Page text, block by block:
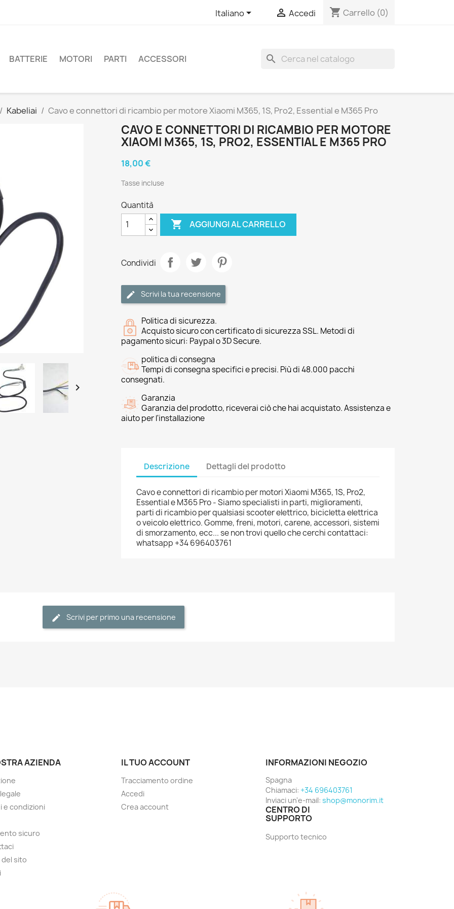
Italiano  Accedi shopping_cart Carrello (0)
BATTERIE MOTORI PARTI ACCESSORI search
Kabeliai Cavo e connettori di ricambio per motore Xiaomi M365, 1S, Pro2, Essential e M365 Pro

CAVO E CONNETTORI DI RICAMBIO PER MOTORE
XIAOMI M365, 1S, PRO2, ESSENTIAL E M365 PRO
18,00 €
Tasse incluse
Quantità
 AGGIUNGI AL CARRELLO
Condividi
Scrivi la tua recensione
Politica di sicurezza.
Acquisto sicuro con certificato di sicurezza SSL. Metodi di
pagamento sicuri: Paypal o 3D Secure.
politica di consegna
Tempi di consegna specifici e precisi. Più di 48.000 pacchi
consegnati.
Garanzia
Garanzia del prodotto, riceverai ciò che hai acquistato. Assistenza e
aiuto per l'installazione
Descrizione Dettagli del prodotto
Cavo e connettori di ricambio per motori Xiaomi M365, 1S, Pro2,
Essential e M365 Pro - Siamo specialisti in parti, miglioramenti,
parti di ricambio per qualsiasi scooter elettrico, bicicletta elettrica
o veicolo elettrico. Gomme, freni, motori, carene, accessori, sistemi
di smorzamento, ecc... se non trovi quello che cerchi contattaci:
whatsapp +34 696403761
Scrivi per primo una recensione
AZIENDA
e condizioni
sicuro
del sito
IL TUO ACCOUNT
Tracciamento ordine
Accedi
Crea account
INFORMAZIONI NEGOZIO
Spagna
Chiamaci: +34 696403761
Inviaci un'e-mail: shop@monorim.it
CENTRO DI
SUPPORTO
Supporto tecnico